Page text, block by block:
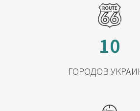
10
ГОРОДОВ